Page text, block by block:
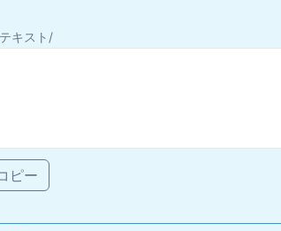
キスト/
ピー